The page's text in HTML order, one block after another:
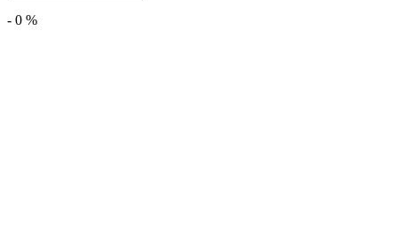
- 0 %